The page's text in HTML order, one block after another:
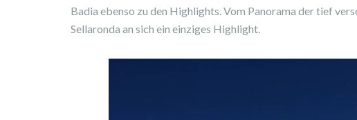
Badia ebenso zu den Highlights. Vom Panorama der tief
Sellaronda an sich ein einziges Highlight.